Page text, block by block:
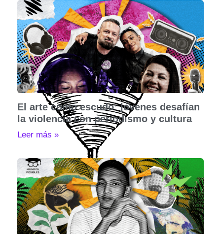
El arte como escudo: jóvenes desafían
la violencia con periodismo y cultura
Leer más »